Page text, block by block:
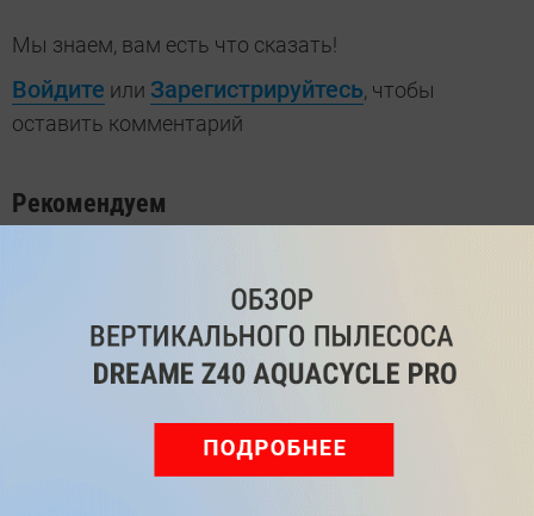
Мы знаем, вам есть что сказать!
Войдите или Зарегистрируйтесь, чтобы
оставить комментарий
Рекомендуем